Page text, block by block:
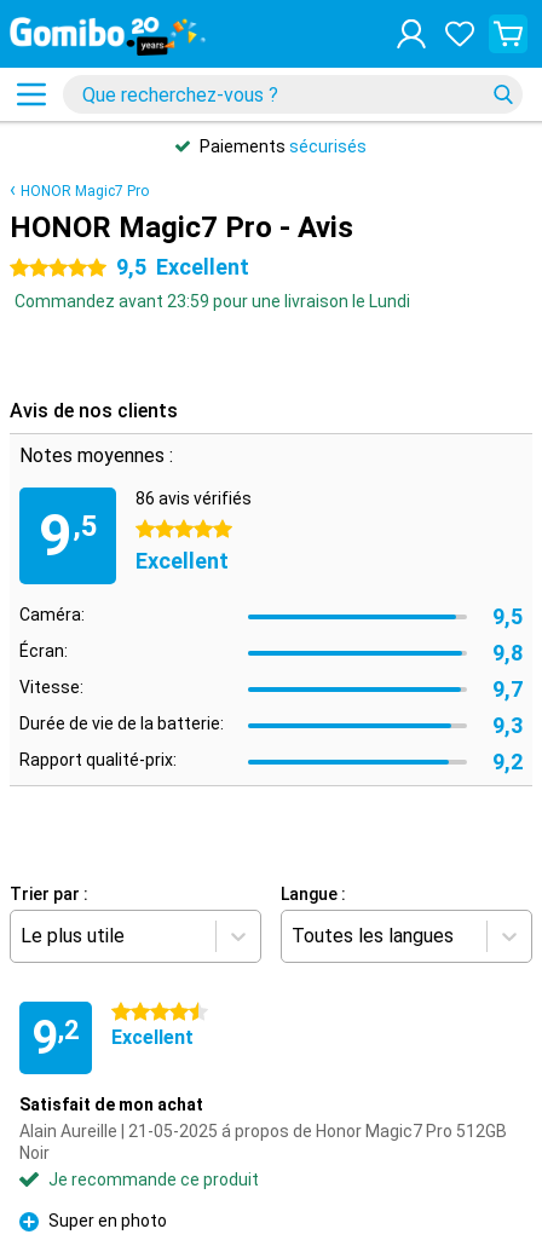
Paiements sécurisés
HONOR Magic7 Pro
HONOR Magic7 Pro - Avis
5 étoiles 9,5 Excellent
Commandez avant 23:59 pour une livraison le Lundi
Avis de nos clients
Notes moyennes :
9,5
86 avis vérifiés
5 étoiles
Excellent
Caméra: 9,5
Écran: 9,8
Vitesse: 9,7
Durée de vie de la batterie: 9,3
Rapport qualité-prix: 9,2
Trier par :
Le plus utile
Langue :
Toutes les langues
9,2
4.5 étoiles
Excellent
Satisfait de mon achat
Alain Aureille | 21-05-2025 á propos de Honor Magic7 Pro 512GB
Noir
Je recommande ce produit
Pour
Super en photo